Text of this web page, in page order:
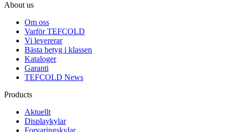
About us
Om oss
Varför TEFCOLD
Vi levererar
Bästa betyg i klassen
Kataloger
Garanti
TEFCOLD News
Products
Aktuellt
Displaykylar